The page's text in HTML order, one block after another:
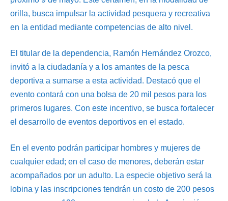
orilla, busca impulsar la actividad pesquera y recreativa
en la entidad mediante competencias de alto nivel.
El titular de la dependencia, Ramón Hernández Orozco,
invitó a la ciudadanía y a los amantes de la pesca
deportiva a sumarse a esta actividad. Destacó que el
evento contará con una bolsa de 20 mil pesos para los
primeros lugares. Con este incentivo, se busca fortalecer
el desarrollo de eventos deportivos en el estado.
En el evento podrán participar hombres y mujeres de
cualquier edad; en el caso de menores, deberán estar
acompañados por un adulto. La especie objetivo será la
lobina y las inscripciones tendrán un costo de 200 pesos